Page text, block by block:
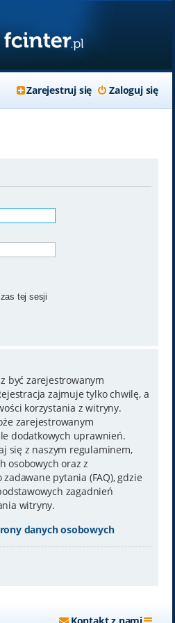
Zaloguj się
Zarejestruj się
tej sesji
być zarejestrowanym
zajmuje tylko chwilę, a
korzystania z witryny.
zarejestrowanym
dodatkowych uprawnień.
się z naszym regulaminem,
osobowych oraz z
pytania (FAQ), gdzie
zagadnień
witryny.
danych osobowych
Kontakt z nami